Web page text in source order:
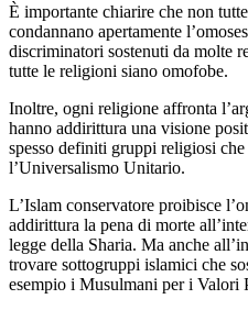
È importante chiarire che non
condannano apertamente
discriminatori sostenuti da molte
tutte le religioni siano omofobe.
Inoltre, ogni religione affronta
hanno addirittura una visione
spesso definiti gruppi religiosi
l’Universalismo Unitario.
L’Islam conservatore proibisce
addirittura la pena di morte
legge della Sharia. Ma anche
trovare sottogruppi islamici che
esempio i Musulmani per i Valori